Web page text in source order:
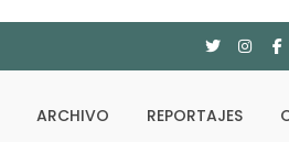
ARCHIVO REPORTAJES